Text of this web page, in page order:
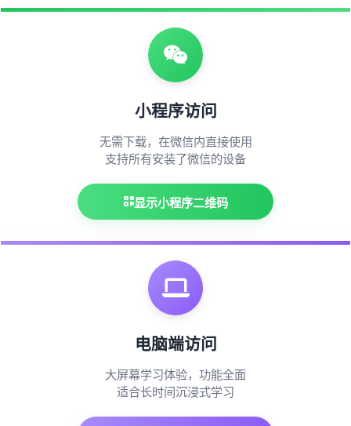
小程序访问
无需下载，在微信内直接使用
支持所有安装了微信的设备
显示小程序二维码
电脑端访问
大屏幕学习体验，功能全面
适合长时间沉浸式学习